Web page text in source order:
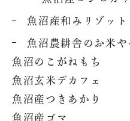
魚沼産和みリゾット
魚沼農耕舎のお米
魚沼のこがねもち
魚沼玄米デカフェ
魚沼産つきあかり
魚沼産ゴマ